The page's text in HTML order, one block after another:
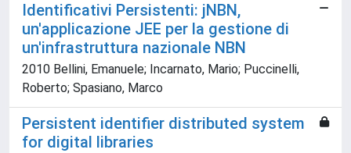
Identificativi Persistenti: jNBN,
un'applicazione JEE per la gestione di
un'infrastruttura nazionale NBN
2010 Bellini, Emanuele; Incarnato, Mario; Puccinelli,
Roberto; Spasiano, Marco
Persistent identifier distributed system
for digital libraries